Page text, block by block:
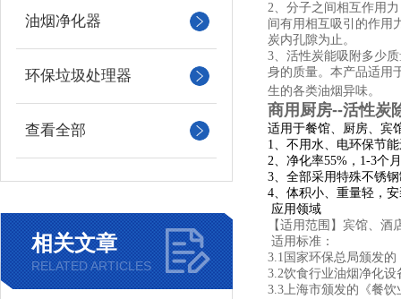
油烟净化器
环保垃圾处理器
查看全部
相关文章
RELATED ARTICLES
2、分子之间相互作用
间有用相互吸引的作用
炭内孔隙为止。
3、活性炭能吸附多少
身的质量。本产品适用
生的各类油烟异味。
商用厨房--活性炭
适用于餐馆、厨房、宾
1、不用水、电环保节
2、净化率55%，1-3个
3、全部采用特殊不锈
4、体积小、重量轻，
应用领域
【适用范围】宾馆、
适用标准：
3.1国家环保总局颁发的
3.2饮食行业油烟净化设
3.3上海市颁发的《餐饮